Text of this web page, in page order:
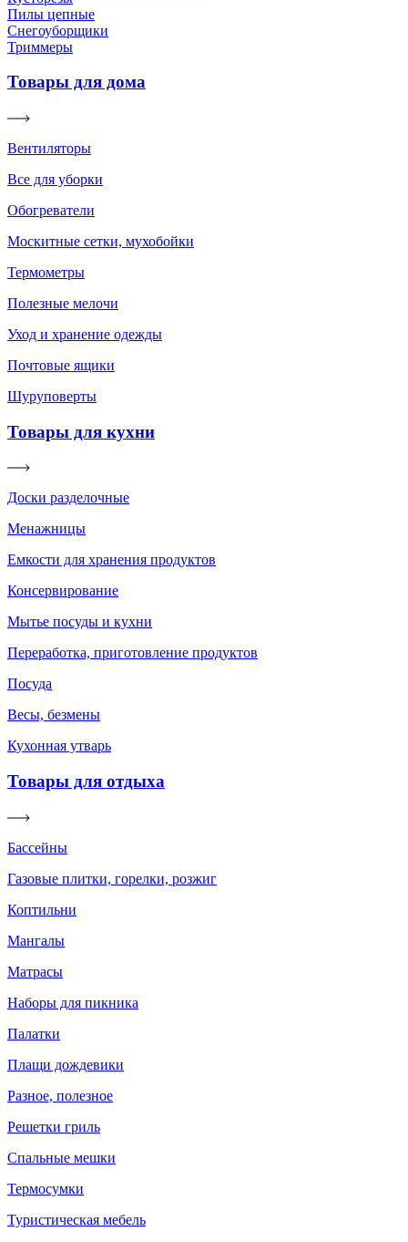
Пилы цепные
Снегоуборщики
Триммеры
Товары для дома
Вентиляторы
Все для уборки
Обогреватели
Москитные сетки, мухобойки
Термометры
Полезные мелочи
Уход и хранение одежды
Почтовые ящики
Шуруповерты
Товары для кухни
Доски разделочные
Менажницы
Емкости для хранения продуктов
Консервирование
Мытье посуды и кухни
Переработка, приготовление продуктов
Посуда
Весы, безмены
Кухонная утварь
Товары для отдыха
Бассейны
Газовые плитки, горелки, розжиг
Коптильни
Мангалы
Матрасы
Наборы для пикника
Палатки
Плащи дождевики
Разное, полезное
Решетки гриль
Спальные мешки
Термосумки
Туристическая мебель